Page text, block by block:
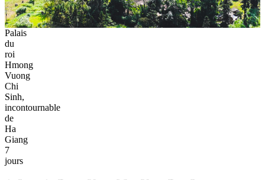
Palais
du
roi
Hmong
Vuong
Chi
Sinh,
incontournable
de
Ha
Giang
7
jours